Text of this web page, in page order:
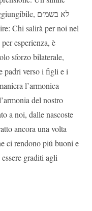
לא בשמ׳ם
Chi salirà per noi nel
esperienza, è
sforzo bilaterale,
l’armonica
del nostro
a noi, dalle nascoste
ancora una volta
ci rendono piú buoni e
graditi agli